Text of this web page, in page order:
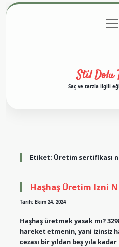
Gizlilik
aç
Stil Dolu
Saç ve tarzla ilgili
Etiket: Üretim sertifikası
Haşhaş Üretim Izni
Tarih: Ekim 24, 2024
Haşhaş üretmek yasak mı?
hareket etmenin, yani izinsiz
cezası bir yıldan beş yıla